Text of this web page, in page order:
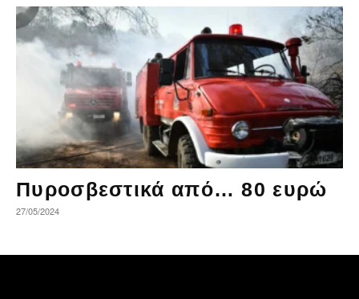
Πυροσβεστικά από… 80 ευρώ
27/05/2024